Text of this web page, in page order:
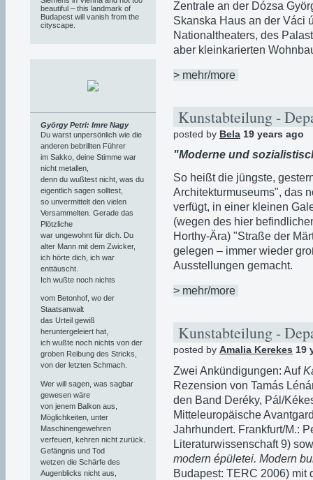
Zentrale an der Dózsa
Skanska Haus an der Váci
Nationaltheaters, des
aber kleinkarierten
> mehr/more
Kunstabteilung -
posted by Bela 19 years ago
"Moderne und
So heißt die jüngste,
Architekturmuseums", das
verfügt, in einer kleinen
(wegen des hier
Horthy-Ära) "Straße der
gelegen – immer wieder
Ausstellungen gemacht.
> mehr/more
Kunstabteilung -
posted by Amalia Kerekes 19
Zwei Ankündigungen: Auf
Rezension von Tamás
den Band Deréky, Pál/
Mitteleuropäische
Jahrhundert. Frankfurt/M.:
Literaturwissenschaft 9)
modern épületei. Modern
Budapest: TERC 2006) mit
beautiful – this landmark of
Budapest will vanish from the
cityscape.
György Petri: Imre Nagy
Du warst unpersönlich wie die
anderen bebrillten Führer
im Sakko, deine Stimme war
nicht metallen,
denn du wußtest nicht, was du
eigentlich sagen solltest,
so unvermittelt den vielen
Versammelten. Gerade das
Plötzliche
war ungewohnt für dich. Du
alter Mann mit dem Zwicker,
ich hörte dich, ich war
enttäuscht.
Ich wußte noch nichts
vom Betonhof, wo der
Staatsanwalt
das Urteil gewiß
heruntergeleiert hat,
ich wußte noch nichts von der
groben Reibung des Stricks,
von der letzten Schmach.
Wer will sagen, was sagbar
gewesen wäre
von jenem Balkon aus,
Möglichkeiten, unter
Maschinengewehren
verfeuert, kehren nicht zurück.
Gefängnis und Tod
wetzen die Schärfe des
Augenblicks nicht aus,